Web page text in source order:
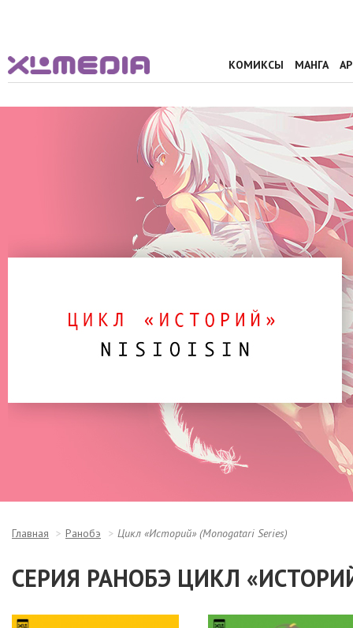
КОМИКСЫ МАНГА
Главная Ранобэ Цикл «Историй» (Monogatari Series)
СЕРИЯ РАНОБЭ ЦИКЛ «ИСТОРИЙ»